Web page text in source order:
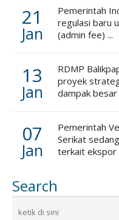
21
Jan
Pemerintah
regulasi baru
(admin fee) ...
13
Jan
RDMP
proyek
dampak besar
07
Jan
Pemerintah
Serikat
terkait ekspor
Search